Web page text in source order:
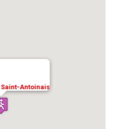
Saint-Antoinais